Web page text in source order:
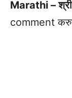
Marathi – श्री
comment